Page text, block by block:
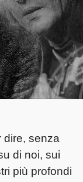
dire, senza
di noi, sui
più profondi